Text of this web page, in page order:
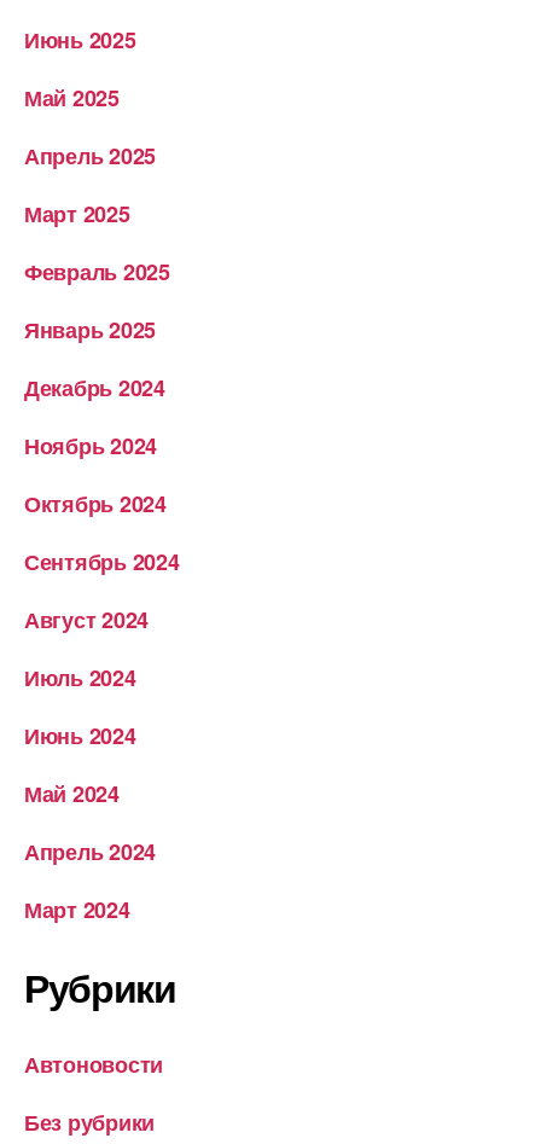
Июнь 2025
Май 2025
Апрель 2025
Март 2025
Февраль 2025
Январь 2025
Декабрь 2024
Ноябрь 2024
Октябрь 2024
Сентябрь 2024
Август 2024
Июль 2024
Июнь 2024
Май 2024
Апрель 2024
Март 2024
Рубрики
Автоновости
Без рубрики